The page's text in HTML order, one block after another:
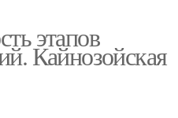
этапов
Кайнозойская